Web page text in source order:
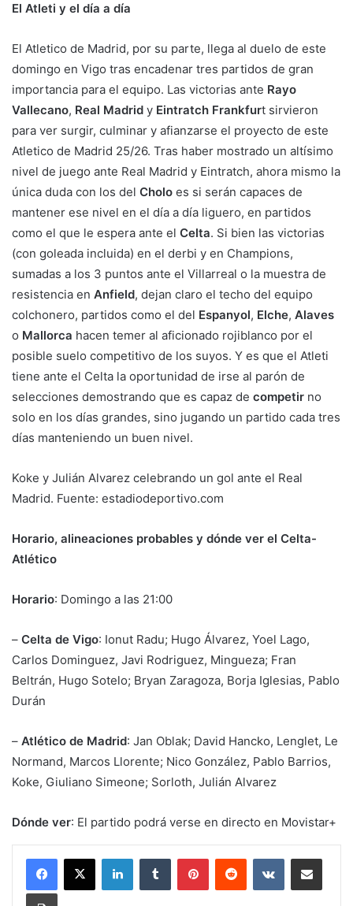
El Atleti y el día a día
El Atletico de Madrid, por su parte, llega al duelo de este
domingo en Vigo tras encadenar tres partidos de gran
importancia para el equipo. Las victorias ante Rayo
Vallecano, Real Madrid y Eintratch Frankfurt sirvieron
para ver surgir, culminar y afianzarse el proyecto de este
Atletico de Madrid 25/26. Tras haber mostrado un altísimo
nivel de juego ante Real Madrid y Eintratch, ahora mismo la
única duda con los del Cholo es si serán capaces de
mantener ese nivel en el día a día liguero, en partidos
como el que le espera ante el Celta. Si bien las victorias
(con goleada incluida) en el derbi y en Champions,
sumadas a los 3 puntos ante el Villarreal o la muestra de
resistencia en Anfield, dejan claro el techo del equipo
colchonero, partidos como el del Espanyol, Elche, Alaves
o Mallorca hacen temer al aficionado rojiblanco por el
posible suelo competitivo de los suyos. Y es que el Atleti
tiene ante el Celta la oportunidad de irse al parón de
selecciones demostrando que es capaz de competir no
solo en los días grandes, sino jugando un partido cada tres
días manteniendo un buen nivel.
Koke y Julián Alvarez celebrando un gol ante el Real
Madrid. Fuente: estadiodeportivo.com
Horario, alineaciones probables y dónde ver el Celta-
Atlético
Horario: Domingo a las 21:00
– Celta de Vigo: Ionut Radu; Hugo Álvarez, Yoel Lago,
Carlos Dominguez, Javi Rodriguez, Mingueza; Fran
Beltrán, Hugo Sotelo; Bryan Zaragoza, Borja Iglesias, Pablo
Durán
– Atlético de Madrid: Jan Oblak; David Hancko, Lenglet, Le
Normand, Marcos Llorente; Nico González, Pablo Barrios,
Koke, Giuliano Simeone; Sorloth, Julián Alvarez
Dónde ver: El partido podrá verse en directo en Movistar+
LinkedInTumblr PinterestReddit VKontakteShare via Email
Print